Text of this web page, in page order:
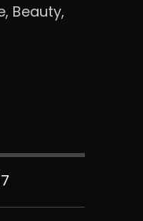
Beauty,